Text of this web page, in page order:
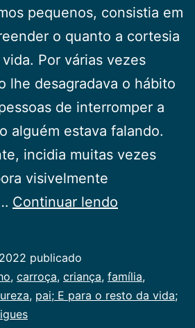
pequenos, consistia em
o quanto a cortesia
Por várias vezes
lhe desagradava o hábito
de interromper a
alguém estava falando.
incidia muitas vezes
visivelmente
Continuar lendo
publicado
, carroça, criança, família,
, pai; E para o resto da vida;